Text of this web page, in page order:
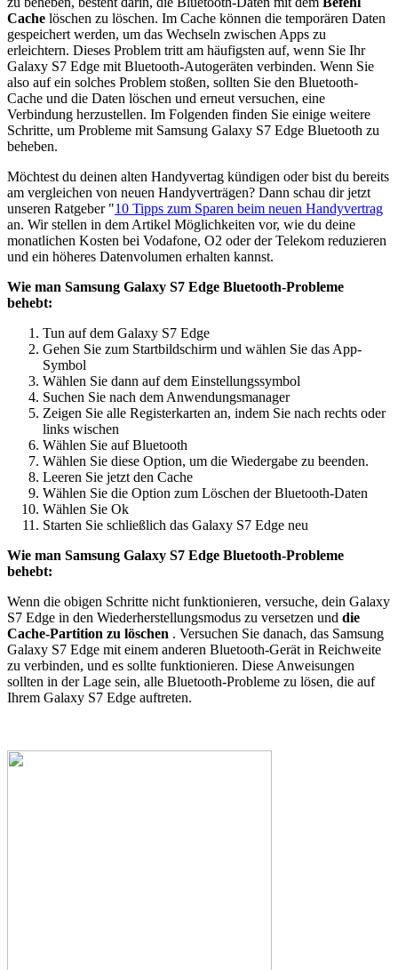
Cache löschen zu löschen. Im Cache können die temporären Daten
gespeichert werden, um das Wechseln zwischen Apps zu
erleichtern. Dieses Problem tritt am häufigsten auf, wenn Sie Ihr
Galaxy S7 Edge mit Bluetooth-Autogeräten verbinden. Wenn Sie
also auf ein solches Problem stoßen, sollten Sie den Bluetooth-
Cache und die Daten löschen und erneut versuchen, eine
Verbindung herzustellen. Im Folgenden finden Sie einige weitere
Schritte, um Probleme mit Samsung Galaxy S7 Edge Bluetooth zu
beheben.
Möchtest du deinen alten Handyvertag kündigen oder bist du bereits
am vergleichen von neuen Handyverträgen? Dann schau dir jetzt
unseren Ratgeber "10 Tipps zum Sparen beim neuen Handyvertrag
an. Wir stellen in dem Artikel Möglichkeiten vor, wie du deine
monatlichen Kosten bei Vodafone, O2 oder der Telekom reduzieren
und ein höheres Datenvolumen erhalten kannst.
Wie man Samsung Galaxy S7 Edge Bluetooth-Probleme
behebt:
Tun auf dem Galaxy S7 Edge
Gehen Sie zum Startbildschirm und wählen Sie das App-
Symbol
Wählen Sie dann auf dem Einstellungssymbol
Suchen Sie nach dem Anwendungsmanager
Zeigen Sie alle Registerkarten an, indem Sie nach rechts oder
links wischen
Wählen Sie auf Bluetooth
Wählen Sie diese Option, um die Wiedergabe zu beenden.
Leeren Sie jetzt den Cache
Wählen Sie die Option zum Löschen der Bluetooth-Daten
Wählen Sie Ok
Starten Sie schließlich das Galaxy S7 Edge neu
Wie man Samsung Galaxy S7 Edge Bluetooth-Probleme
behebt:
Wenn die obigen Schritte nicht funktionieren, versuche, dein Galaxy
S7 Edge in den Wiederherstellungsmodus zu versetzen und die
Cache-Partition zu löschen . Versuchen Sie danach, das Samsung
Galaxy S7 Edge mit einem anderen Bluetooth-Gerät in Reichweite
zu verbinden, und es sollte funktionieren. Diese Anweisungen
sollten in der Lage sein, alle Bluetooth-Probleme zu lösen, die auf
Ihrem Galaxy S7 Edge auftreten.